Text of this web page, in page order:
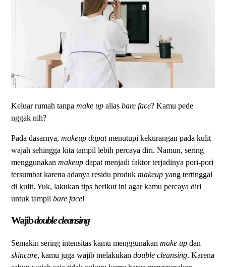
Keluar rumah tanpamake up aliasbare face? Kamu pede
nggak nih?
Pada dasarnya,makeup dapatmenutupi kekurangan pada kulit
wajah sehingga kita tampil lebih percaya diri. Namun, sering
menggunakanmakeup dapat menjadi faktor terjadinya pori-pori
tersumbat karena adanya residu produkmakeup yang tertinggal
di kulit. Yuk, lakukan tips berikut ini agar kamu percaya diri
untuk tampilbare face!
Wajibdouble cleansing
Semakin sering intensitas kamu menggunakanmake up dan
skincare, kamu juga wajib melakukandouble cleansing. Karena